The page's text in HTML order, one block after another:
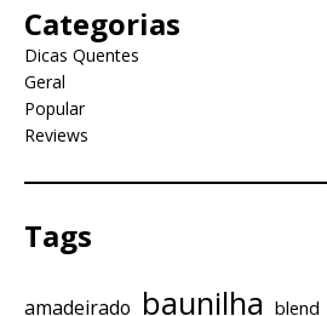
Categorias
Dicas Quentes
Geral
Popular
Reviews
Tags
amadeirado baunilha blend